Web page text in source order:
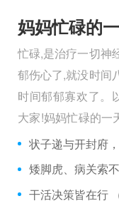
忙碌,是治疗一切神
郁伤心了,就没时间
时间郁郁寡欢了。
大家!妈妈忙碌的一
人民警察，她总有